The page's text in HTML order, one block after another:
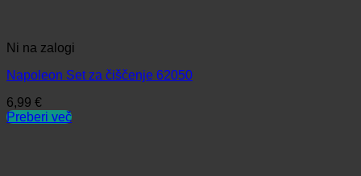
Ni na zalogi
Napoleon Set za čiščenje 62050
6,99 €
Preberi več